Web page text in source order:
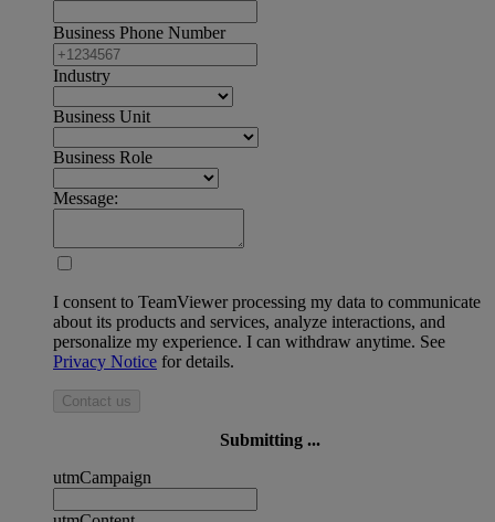
Business Phone Number
Industry
Business Unit
Business Role
Message:
I consent to TeamViewer processing my data to communicate
about its products and services, analyze interactions, and
personalize my experience. I can withdraw anytime. See
Privacy Notice for details.
Contact us
Submitting ...
utmCampaign